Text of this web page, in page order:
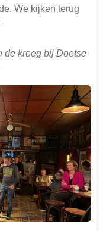
We kijken terug
de kroeg bij Doetse